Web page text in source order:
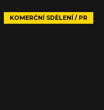
KOMERČNÍ SDĚLENÍ / PR